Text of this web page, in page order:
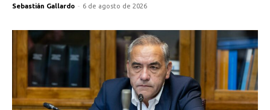
Sebastián Gallardo - 6 de agosto de 2026